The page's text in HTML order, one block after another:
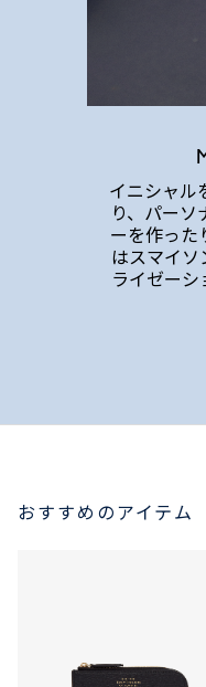
イニシャル
り、パーソ
ーを作った
はスマイソ
ライゼーシ
おすすめのアイテム